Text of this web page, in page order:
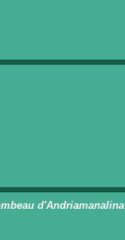
d'Andriamanalina